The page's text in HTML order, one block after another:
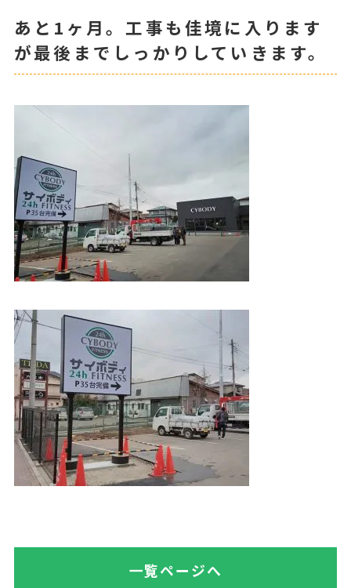
あと1ヶ月。工事も佳境に入ります
が最後までしっかりしていきます。
一覧ページへ